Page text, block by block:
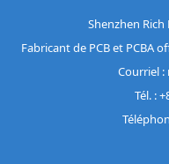
Shenzhen Rich
Fabricant de PCB et PCBA
Courriel :
Tél. :